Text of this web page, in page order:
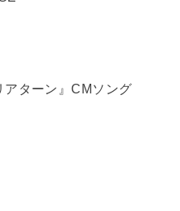
アターン』CMソング